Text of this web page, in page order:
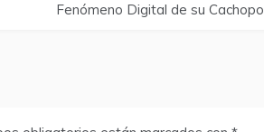
Fenómeno Digital de su Cachopo